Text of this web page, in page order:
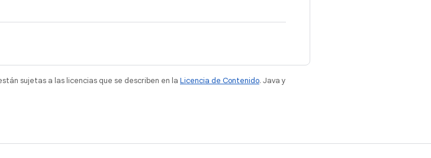
sujetas a las licencias que se describen en la Licencia de Contenido. Java y